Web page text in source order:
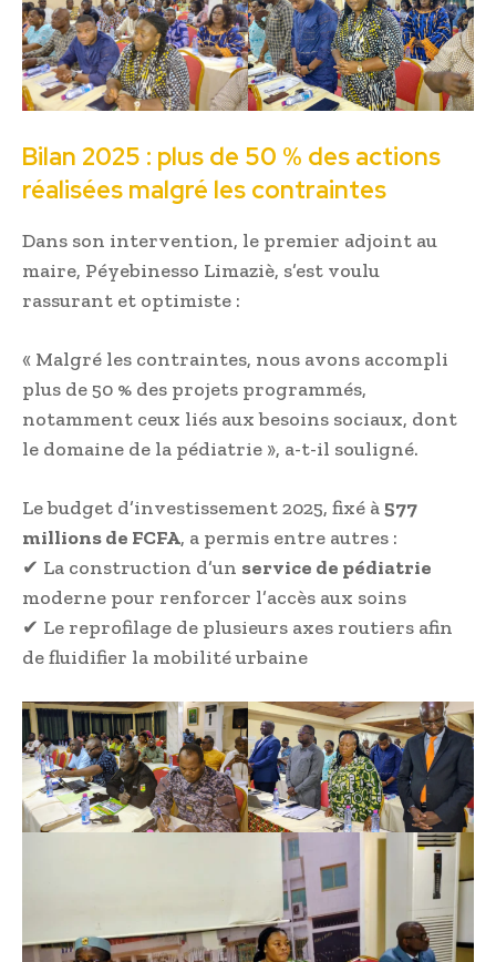
Bilan 2025 : plus de 50 % des actions
réalisées malgré les contraintes
Dans son intervention, le premier adjoint au
maire, Péyebinesso Limaziè, s’est voulu
rassurant et optimiste :
« Malgré les contraintes, nous avons accompli
plus de 50 % des projets programmés,
notamment ceux liés aux besoins sociaux, dont
le domaine de la pédiatrie », a-t-il souligné.
Le budget d’investissement 2025, fixé à577
millions de FCFA, a permis entre autres :
✔ La construction d’un service de pédiatrie
moderne pour renforcer l’accès aux soins
✔ Le reprofilage de plusieurs axes routiers afin
de fluidifier la mobilité urbaine